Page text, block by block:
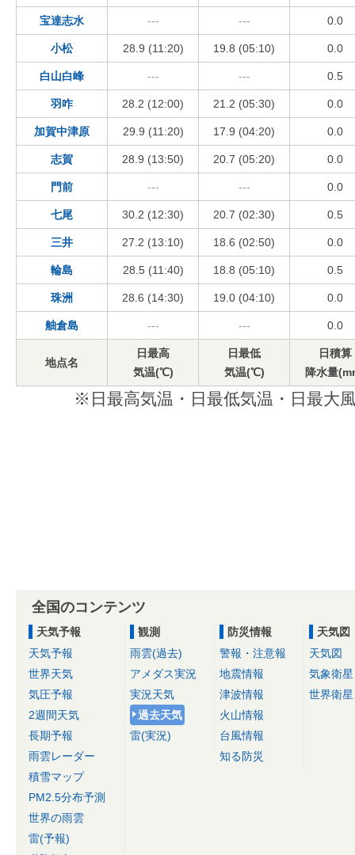
宝達志水 --- --- 0.0
小松 28.9 (11:20) 19.8 (05:10) 0.0
白山白峰 --- --- 0.5
羽咋 28.2 (12:00) 21.2 (05:30) 0.0
加賀中津原 29.9 (11:20) 17.9 (04:20) 0.0
志賀 28.9 (13:50) 20.7 (05:20) 0.0
門前 --- --- 0.0
七尾 30.2 (12:30) 20.7 (02:30) 0.5
三井 27.2 (13:10) 18.6 (02:50) 0.0
輪島 28.5 (11:40) 18.8 (05:10) 0.5
珠洲 28.6 (14:30) 19.0 (04:10) 0.0
舳倉島 --- --- 0.0
地点名
日最高
気温(℃)
日最低
気温(℃)
日積算
降水量
※日最高気温・日最低気温・日最大
全国のコンテンツ
天気予報
天気予報
世界天気
気圧予報
2週間天気
長期予報
雨雲レーダー
積雪マップ
PM2.5分布予測
世界の雨雲
雷(予報)
観測
雨雲(過去)
アメダス実況
実況天気
過去天気
雷(実況)
防災情報
警報・注意報
地震情報
津波情報
火山情報
台風情報
知る防災
天気図
天気図
気象衛星
世界衛星